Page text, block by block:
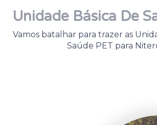
Unidade Básica De
Vamos batalhar para trazer as
Saúde PET para